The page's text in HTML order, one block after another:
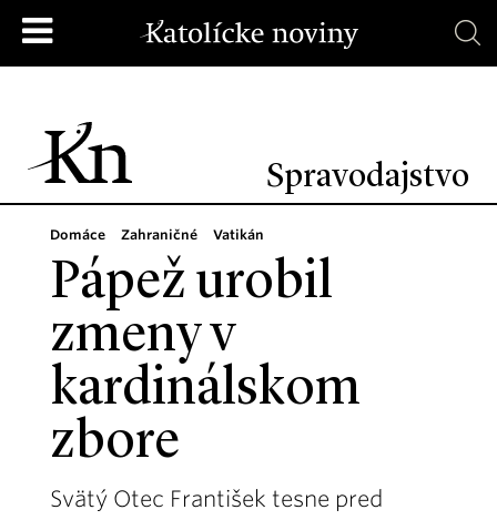
Spravodajstvo
Domáce Zahraničné Vatikán
Pápež urobil
zmeny v
kardinálskom
zbore
Svätý Otec František tesne pred